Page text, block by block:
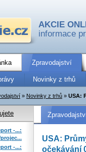
AKCIE
informace
Zpravodajství
Novinky z trhů
» Novinky z trhů » USA:
USA:
očekávání
-...:
-...: